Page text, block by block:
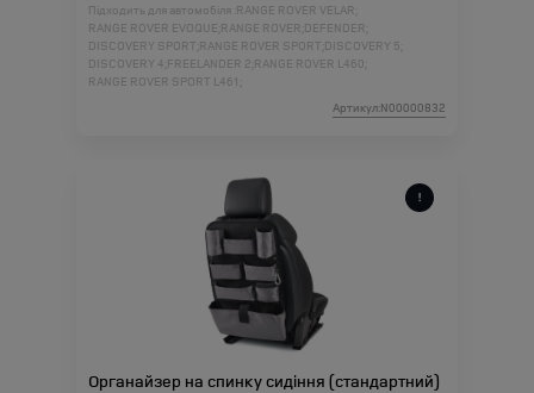
Підходить для автомобіля : RANGE ROVER VELAR;
RANGE ROVER EVOQUE; RANGE ROVER; DEFENDER;
DISCOVERY SPORT; RANGE ROVER SPORT; DISCOVERY 5;
DISCOVERY 4; FREELANDER 2; RANGE ROVER L460;
RANGE ROVER SPORT L461;
Артикул:N00000832
Органайзер на спинку сидіння (стандартний)